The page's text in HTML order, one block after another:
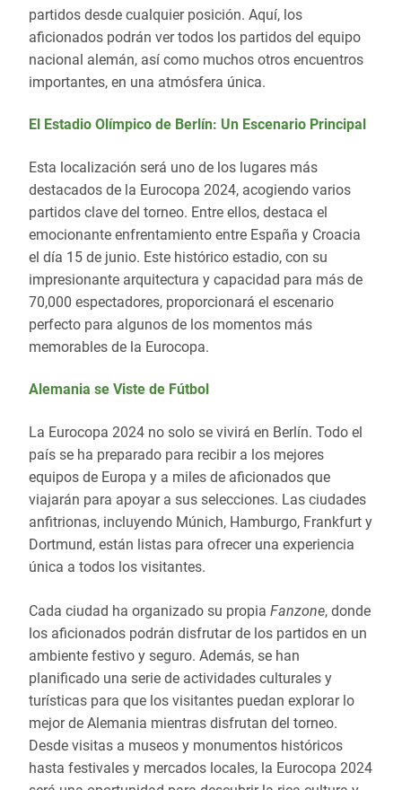
partidos desde cualquier posición. Aquí, los
aficionados podrán ver todos los partidos del equipo
nacional alemán, así como muchos otros encuentros
importantes, en una atmósfera única.
El Estadio Olímpico de Berlín: Un Escenario Principal
Esta localización será uno de los lugares más
destacados de la Eurocopa 2024, acogiendo varios
partidos clave del torneo. Entre ellos, destaca el
emocionante enfrentamiento entre España y Croacia
el día 15 de junio. Este histórico estadio, con su
impresionante arquitectura y capacidad para más de
70,000 espectadores, proporcionará el escenario
perfecto para algunos de los momentos más
memorables de la Eurocopa.
Alemania se Viste de Fútbol
La Eurocopa 2024 no solo se vivirá en Berlín. Todo el
país se ha preparado para recibir a los mejores
equipos de Europa y a miles de aficionados que
viajarán para apoyar a sus selecciones. Las ciudades
anfitrionas, incluyendo Múnich, Hamburgo, Frankfurt y
Dortmund, están listas para ofrecer una experiencia
única a todos los visitantes.
Cada ciudad ha organizado su propia Fanzone, donde
los aficionados podrán disfrutar de los partidos en un
ambiente festivo y seguro. Además, se han
planificado una serie de actividades culturales y
turísticas para que los visitantes puedan explorar lo
mejor de Alemania mientras disfrutan del torneo.
Desde visitas a museos y monumentos históricos
hasta festivales y mercados locales, la Eurocopa 2024